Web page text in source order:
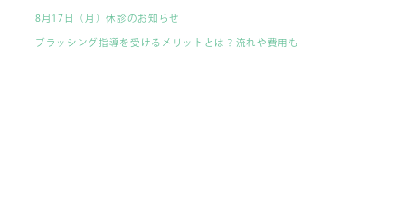
8月17日（月）休診のお知らせ
ブラッシング指導を受けるメリットとは？流れや費用も